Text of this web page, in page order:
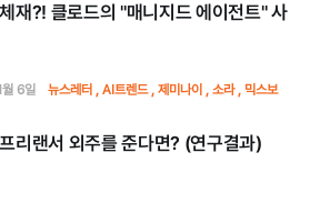
재?! 클로드의 "매니지드 에이전트" 사
6일 뉴스레터 AI트렌드 제미나이 소라
믹스보
리랜서 외주를 준다면? (연구결과)